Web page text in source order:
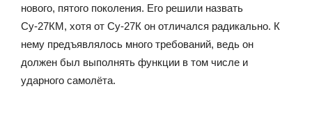
нового, пятого поколения. Его решили назвать
Су-27КМ, хотя от Су-27К он отличался радикально. К
нему предъявлялось много требований, ведь он
должен был выполнять функции в том числе и
ударного самолёта.